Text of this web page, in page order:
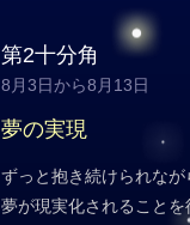
第2十分角
8月3日から8月13日
夢の実現
ずっと抱き続けられな
夢が現実化されること